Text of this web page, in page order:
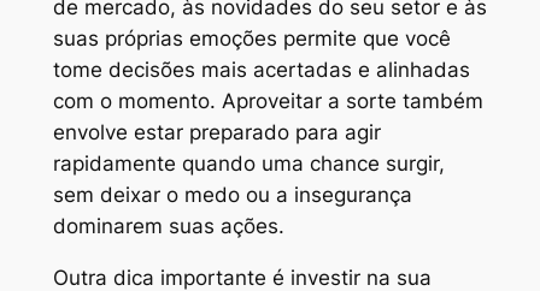
de mercado, às novidades do seu setor e às
suas próprias emoções permite que você
tome decisões mais acertadas e alinhadas
com o momento. Aproveitar a sorte também
envolve estar preparado para agir
rapidamente quando uma chance surgir,
sem deixar o medo ou a insegurança
dominarem suas ações.
Outra dica importante é investir na sua